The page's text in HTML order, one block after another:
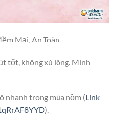
Mại, An Toàn
tốt, không xù lông. Mình
nhanh trong mùa nồm (Link
).